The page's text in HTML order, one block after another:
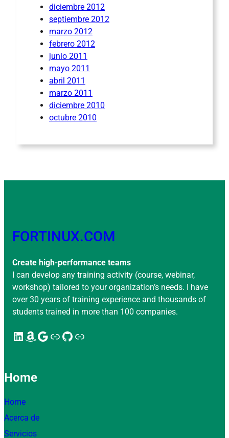
diciembre 2012
septiembre 2012
marzo 2012
febrero 2012
junio 2011
mayo 2011
abril 2011
marzo 2011
diciembre 2010
octubre 2010
FORTINUX.COM
Create high-performance teams
I can develop any training activity (course, webinar,
workshop) tailored to your organization’s needs. I have
over 30 years of training experience and thousands of
students trained in more than 100 companies.
LinkedIn Amazon Google Enlace GitHub Enlace
Home
Home
Acerca de
Servicios